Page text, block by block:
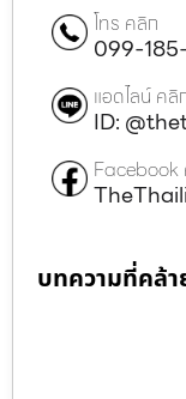
โทร คลิก
099-
แอดไลน์ คลิ
ID:
Facebook
บทความที่คล้